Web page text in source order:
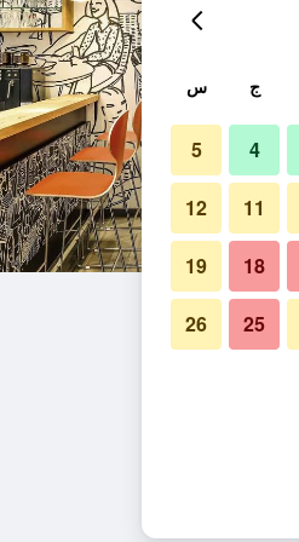
ج س
4
5
11
12
18
19
25
26